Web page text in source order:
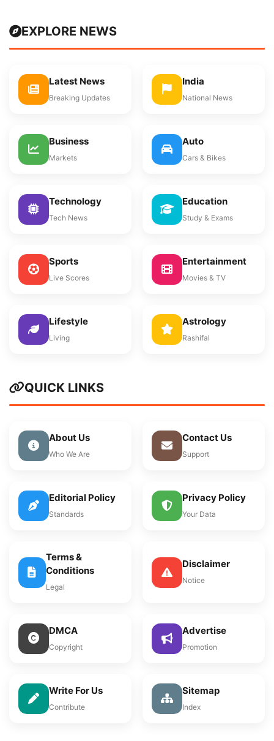
EXPLORE NEWS
Latest News
Breaking Updates
India
National News
Business
Markets
Auto
Cars & Bikes
Technology
Tech News
Education
Study & Exams
Sports
Live Scores
Entertainment
Movies & TV
Lifestyle
Living
Astrology
Rashifal
QUICK LINKS
About Us
Who We Are
Contact Us
Support
Editorial Policy
Standards
Privacy Policy
Your Data
Terms &
Conditions
Legal
Disclaimer
Notice
DMCA
Copyright
Advertise
Promotion
Write For Us
Contribute
Sitemap
Index